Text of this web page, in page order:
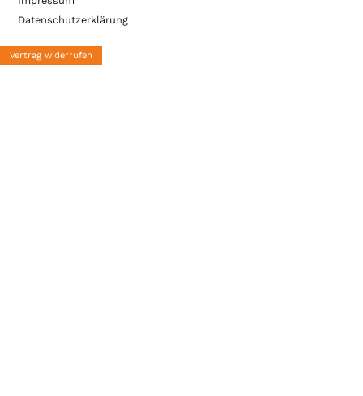
Datenschutzerklärung
Vertrag widerrufen